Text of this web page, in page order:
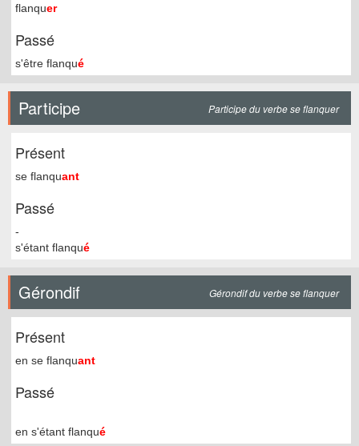
flanquer
Passé
s'être flanqué
Participe Participe du verbe se flanquer
Présent
se flanquant
Passé
-
s'étant flanqué
Gérondif Gérondif du verbe se flanquer
Présent
en se flanquant
Passé
en s'étant flanqué